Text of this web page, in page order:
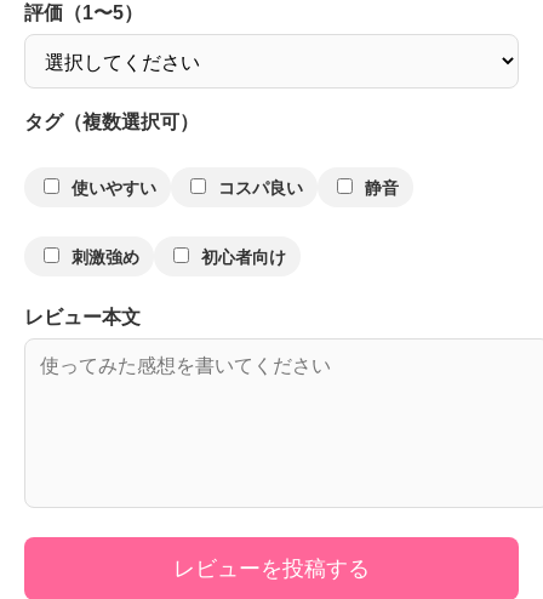
評価（1〜5）
タグ（複数選択可）
使いやすい コスパ良い 静音
刺激強め 初心者向け
レビュー本文
レビューを投稿する